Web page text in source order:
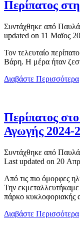
Περίπατος
Συντάχθηκε από
updated on 11 Μαϊος
Τον τελευταίο
Βάρη. Η μέρα ήταν
Διαβάστε Περισσότερα
Περίπατος
Αγωγής 2024-
Συντάχθηκε από
Last updated on 20
Από τις πιο όμορφες
Την
πάρκο κυκλοφοριακής
Διαβάστε Περισσότερα